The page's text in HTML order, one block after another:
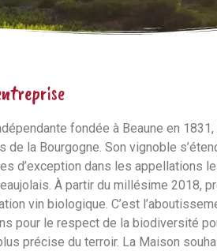
fondée à Beaune en 1831,
de la Bourgogne. Son vignoble
d’exception dans les appellations
À partir du millésime 2018,
vin biologique. C’est
pour le respect de la biodiversité
précise du terroir. La Maison